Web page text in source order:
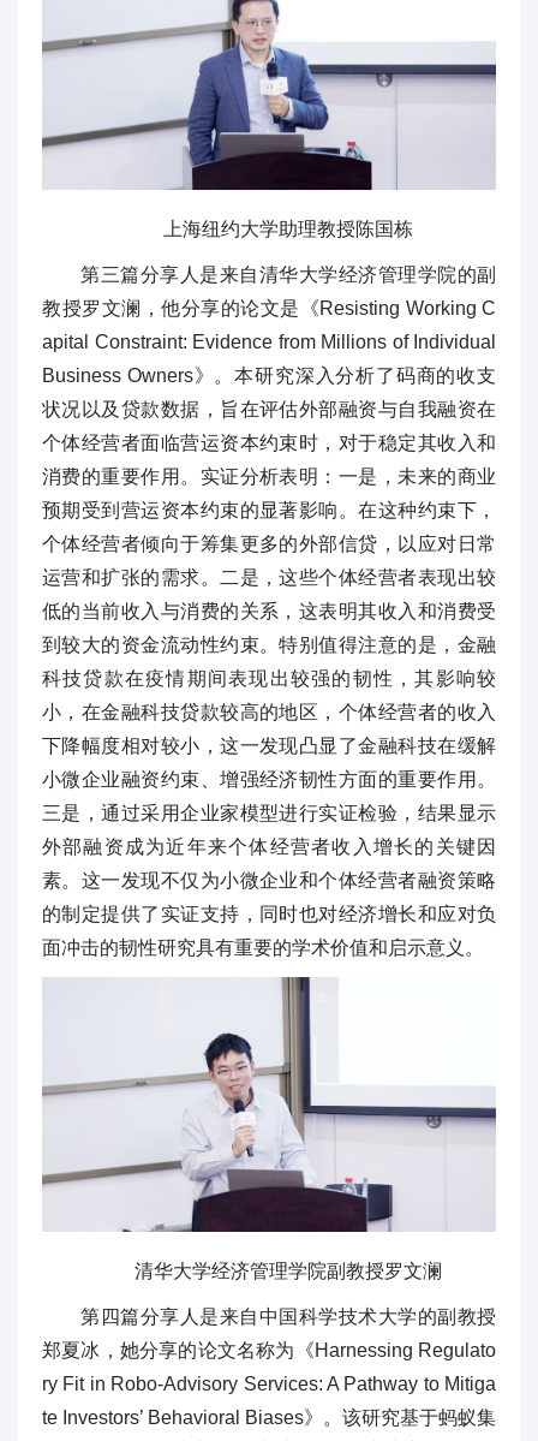
上海纽约大学助理教授陈国栋
第三篇分享人是来自清华大学经济管理学院的副
教授罗文澜，他分享的论文是《Resisting Working C
apital Constraint: Evidence from Millions of Individual
Business Owners》。本研究深入分析了码商的收支
状况以及贷款数据，旨在评估外部融资与自我融资在
个体经营者面临营运资本约束时，对于稳定其收入和
消费的重要作用。实证分析表明：一是，未来的商业
预期受到营运资本约束的显著影响。在这种约束下，
个体经营者倾向于筹集更多的外部信贷，以应对日常
运营和扩张的需求。二是，这些个体经营者表现出较
低的当前收入与消费的关系，这表明其收入和消费受
到较大的资金流动性约束。特别值得注意的是，金融
科技贷款在疫情期间表现出较强的韧性，其影响较
小，在金融科技贷款较高的地区，个体经营者的收入
下降幅度相对较小，这一发现凸显了金融科技在缓解
小微企业融资约束、增强经济韧性方面的重要作用。
三是，通过采用企业家模型进行实证检验，结果显示
外部融资成为近年来个体经营者收入增长的关键因
素。这一发现不仅为小微企业和个体经营者融资策略
的制定提供了实证支持，同时也对经济增长和应对负
面冲击的韧性研究具有重要的学术价值和启示意义。
清华大学经济管理学院副教授罗文澜
第四篇分享人是来自中国科学技术大学的副教授
郑夏冰，她分享的论文名称为《Harnessing Regulato
ry Fit in Robo-Advisory Services: A Pathway to Mitiga
te Investors’ Behavioral Biases》。该研究基于蚂蚁集